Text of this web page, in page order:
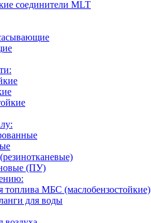
соединители MLT
(ПУ)
топлива МБС (маслобензостойкие)
для воды